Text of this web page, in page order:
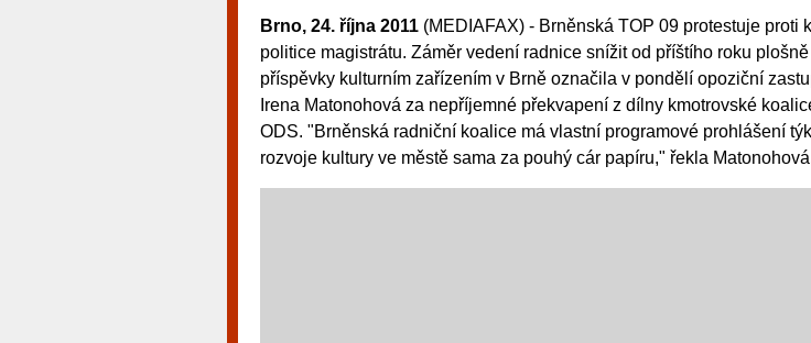
Brno, 24. října 2011 (MEDIAFAX) - Brněnská TOP 09 protestuje proti
politice magistrátu. Záměr vedení radnice snížit od příštího roku
příspěvky kulturním zařízením v Brně označila v pondělí opoziční
Irena Matonohová za nepříjemné překvapení z dílny kmotrovské
ODS. "Brněnská radniční koalice má vlastní programové prohlášení
rozvoje kultury ve městě sama za pouhý cár papíru," řekla
Brno je městem známým pro
restaurace, divadla a univerzity.
místem, kde si můžete legálně a
různé kasinové hry. V neustále
metropoli naleznete širokou
rulety až po moderní automaty
návštěvníky, tak pro příležitostné hráče. V...